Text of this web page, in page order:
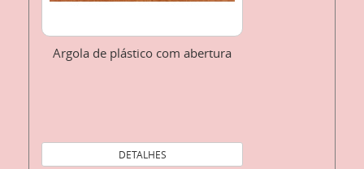
Argola de plástico com abertura
DETALHES